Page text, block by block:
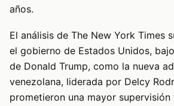
años.
El análisis de The New York Times
el gobierno de Estados Unidos,
de Donald Trump, como la nueva
venezolana, liderada por Delcy
prometieron una mayor